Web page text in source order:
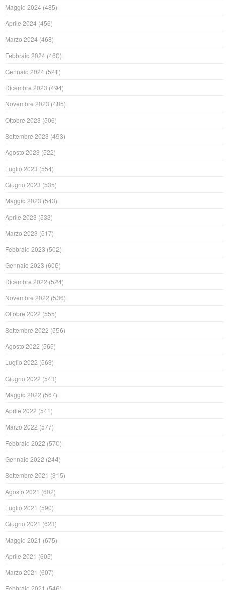
Maggio 2024 (485)
Aprile 2024 (456)
Marzo 2024 (468)
Febbraio 2024 (460)
Gennaio 2024 (521)
Dicembre 2023 (494)
Novembre 2023 (485)
Ottobre 2023 (506)
Settembre 2023 (493)
Agosto 2023 (522)
Luglio 2023 (554)
Giugno 2023 (535)
Maggio 2023 (543)
Aprile 2023 (533)
Marzo 2023 (517)
Febbraio 2023 (502)
Gennaio 2023 (606)
Dicembre 2022 (524)
Novembre 2022 (536)
Ottobre 2022 (555)
Settembre 2022 (556)
Agosto 2022 (565)
Luglio 2022 (563)
Giugno 2022 (543)
Maggio 2022 (567)
Aprile 2022 (541)
Marzo 2022 (577)
Febbraio 2022 (570)
Gennaio 2022 (244)
Settembre 2021 (315)
Agosto 2021 (602)
Luglio 2021 (590)
Giugno 2021 (623)
Maggio 2021 (675)
Aprile 2021 (605)
Marzo 2021 (607)